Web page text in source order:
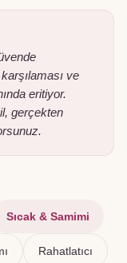
ve
eritiyor.
gerçekten
Sıcak & Samimi
Rahatlatıcı